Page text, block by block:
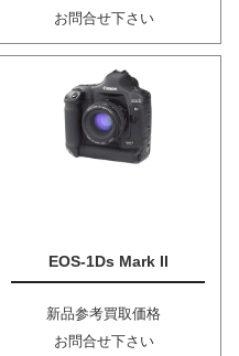
お問合せ下さい
EOS-1Ds Mark II
新品参考買取価格
お問合せ下さい